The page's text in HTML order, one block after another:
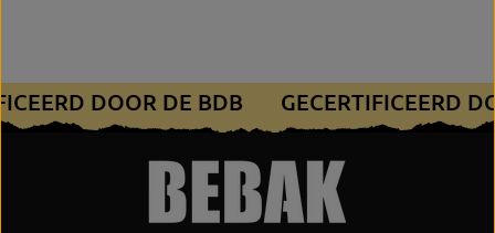
DOOR DE BDB GECERTIFICEERD